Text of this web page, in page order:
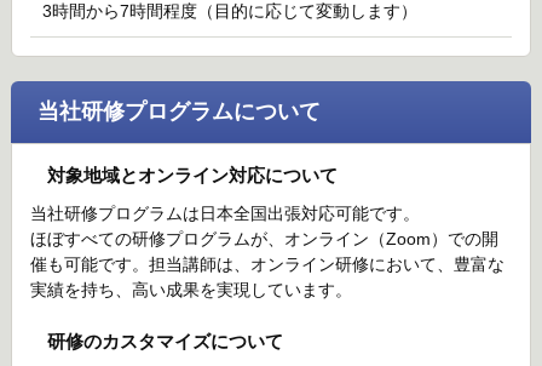
3時間から7時間程度（目的に応じて変動します）
当社研修プログラムについて
対象地域とオンライン対応について
当社研修プログラムは日本全国出張対応可能です。
ほぼすべての研修プログラムが、オンライン（Zoom）での開
催も可能です。担当講師は、オンライン研修において、豊富な
実績を持ち、高い成果を実現しています。
研修のカスタマイズについて